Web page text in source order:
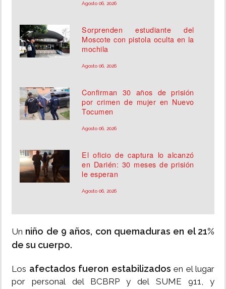
Agosto 06, 2026
Sorprenden estudiante del
Moscote con pistola oculta en la
mochila
Agosto 06, 2026
Confirman 30 años de prisión
por crimen de mujer en Nuevo
Tocumen
Agosto 06, 2026
El oficio de captura lo alcanzó
en Darién: 30 meses de prisión
le esperan
Agosto 06, 2026
Un niño de 9 años, con quemaduras en el 21%
de su cuerpo.
Los afectados fueron estabilizados en el lugar
por personal del BCBRP y del SUME 911, y